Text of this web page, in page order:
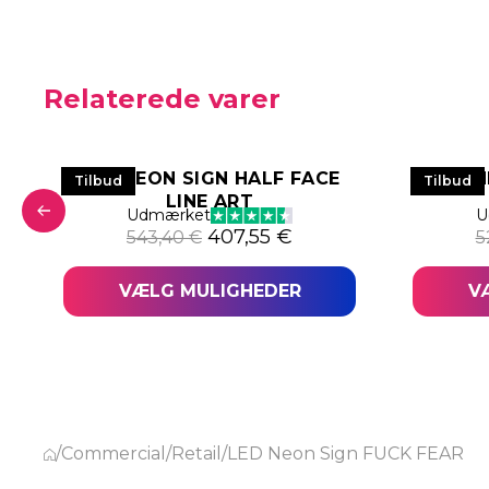
Relaterede varer
pris var: 524,33 €.
pris er: 393,25 €.
Tilbud
LED NEON SIGN HALF FACE
LINE ART
Udmærket
543,40€ Den oprindelige pris var:
407,55 € Den aktuelle pris
VÆLG MULIGHEDER
Tilbud
LED
/Commercial /Retail /LED Neon Sign FUCK FEAR